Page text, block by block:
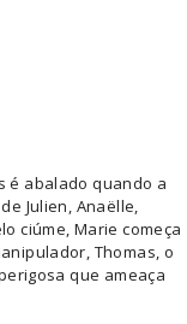
é abalado quando a
Julien, Anaëlle,
ciúme, Marie começa
Thomas, o
que ameaça